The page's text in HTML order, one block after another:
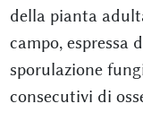
della pianta
campo, espressa
sporulazione
consecutivi di